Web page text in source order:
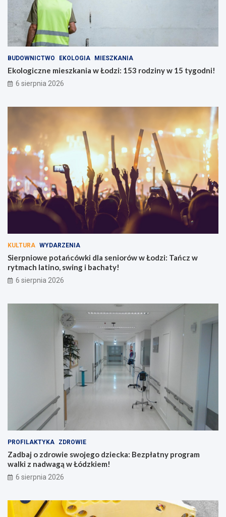
BUDOWNICTWO EKOLOGIA MIESZKANIA
Ekologiczne mieszkania w Łodzi: 153 rodziny w 15 tygodni!
6 sierpnia 2026
KULTURA WYDARZENIA
Sierpniowe potańcówki dla seniorów w Łodzi: Tańcz w
rytmach latino, swing i bachaty!
6 sierpnia 2026
PROFILAKTYKA ZDROWIE
Zadbaj o zdrowie swojego dziecka: Bezpłatny program
walki z nadwagą w Łódzkiem!
6 sierpnia 2026